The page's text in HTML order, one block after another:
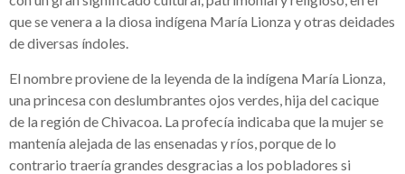
que se venera a la diosa indígena María Lionza y otras deidades
de diversas índoles.
El nombre proviene de la leyenda de la indígena María Lionza,
una princesa con deslumbrantes ojos verdes, hija del cacique
de la región de Chivacoa. La profecía indicaba que la mujer se
mantenía alejada de las ensenadas y ríos, porque de lo
contrario traería grandes desgracias a los pobladores si